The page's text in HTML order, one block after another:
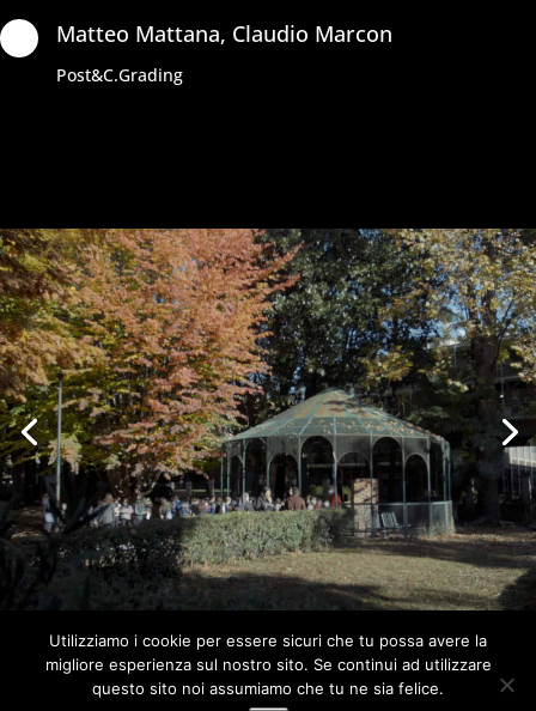
Matteo Mattana, Claudio Marcon
Post&C.Grading
TRACCE.TV Ruggero Longoni P.iva 06299460961 Via Prestinari,
Utilizziamo i cookie per essere sicuri che tu possa avere la
migliore esperienza sul nostro sito. Se continui ad utilizzare
questo sito noi assumiamo che tu ne sia felice.